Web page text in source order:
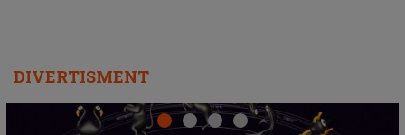
DIVERTISMENT